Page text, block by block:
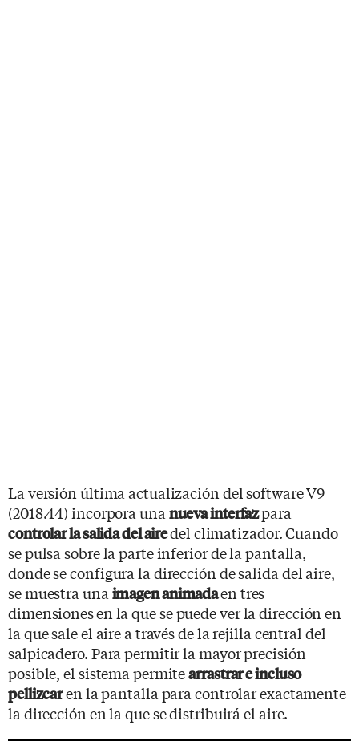
La versión última actualización del software V9
(2018.44) incorpora una nueva interfazpara
controlar la salida del airedel climatizador. Cuando
se pulsa sobre la parte inferior de la pantalla,
donde se configura la dirección de salida del aire,
se muestra una imagen animadaen tres
dimensionesen la que se puede ver la dirección en
la que sale el aire a través de la rejilla central del
salpicadero. Para permitir la mayor precisión
posible, el sistema permitearrastrar e incluso
pellizcaren la pantalla para controlar exactamente
la dirección en la que se distribuirá el aire.